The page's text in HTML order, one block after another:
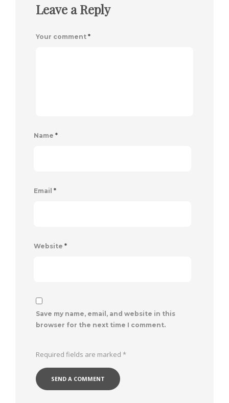
Leave a Reply
Your comment *
Name *
Email *
Website *
Save my name, email, and website in this
browser for the next time I comment.
Required fields are marked *